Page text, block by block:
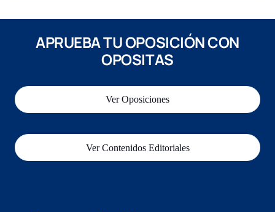
APRUEBA TU OPOSICIÓN CON
OPOSITAS
Ver Oposiciones
Ver Contenidos Editoriales